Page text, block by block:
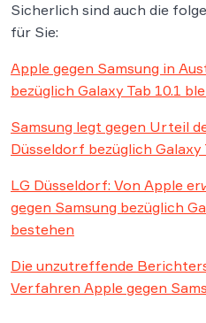
Sicherlich sind auch die
für Sie:
Apple gegen Samsung in
bezüglich Galaxy Tab 10.1
Samsung legt gegen Urteil
Düsseldorf bezüglich Galaxy
LG Düsseldorf: Von Apple
gegen Samsung bezüglich
bestehen
Die unzutreffende
Verfahren Apple gegen